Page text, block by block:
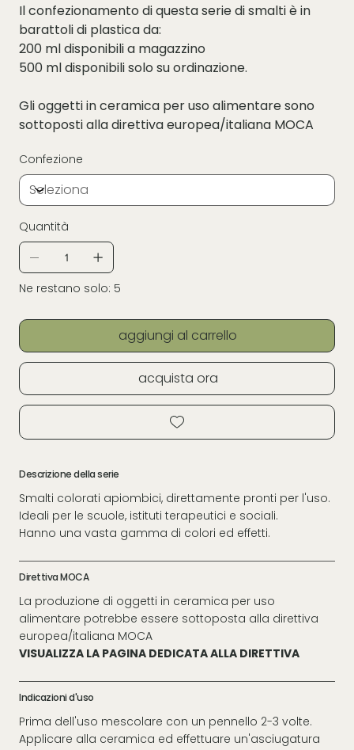
Il confezionamento di questa serie di smalti è in
barattoli di plastica da:
200 ml disponibili a magazzino
500 ml disponibili solo su ordinazione.
Gli oggetti in ceramica per uso alimentare sono
sottoposti alla direttiva europea/italiana MOCA
Confezione
Quantità
Ne restano solo: 5
aggiungi al carrello
acquista ora
Descrizione della serie
Smalti colorati apiombici, direttamente pronti per l'uso.
Ideali per le scuole, istituti terapeutici e sociali.
Hanno una vasta gamma di colori ed effetti.
Direttiva MOCA
La produzione di oggetti in ceramica per uso
alimentare potrebbe essere sottoposta alla direttiva
europea/italiana MOCA
VISUALIZZA LA PAGINA DEDICATA ALLA DIRETTIVA
Indicazioni d'uso
Prima dell'uso mescolare con un pennello 2-3 volte.
Applicare alla ceramica ed effettuare un'asciugatura